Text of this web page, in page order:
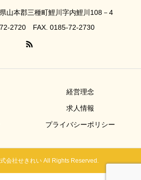
山本郡三種町鯉川字内鯉川108－4
2720 FAX. 0185-72-2730
経営理念
求人情報
プライバシーポリシー
会社せきれい All Rights Reserved.